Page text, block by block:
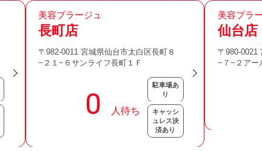
美容プラージュ
長町店
〒982-0011 宮城県仙台市太白区長町８
−２１−６サンライフ長町１Ｆ
駐車場あ
り
キャッシ
ュレス決
済あり
美容プラ
仙台店
〒980-0021
−７−２アー